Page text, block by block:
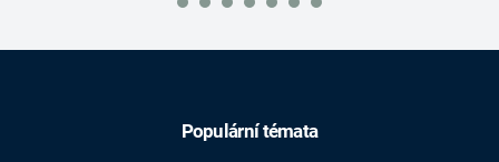
Populární témata